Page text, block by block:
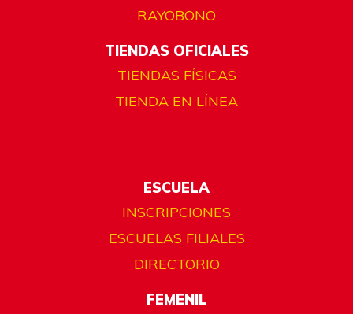
RAYOBONO
TIENDAS OFICIALES
TIENDAS FÍSICAS
TIENDA EN LÍNEA
ESCUELA
INSCRIPCIONES
ESCUELAS FILIALES
DIRECTORIO
FEMENIL